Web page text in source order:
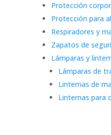
Protección
Protección para
Respiradores y
Zapatos de
Lámparas y
Lámparas de
Linternas de
Linternas para